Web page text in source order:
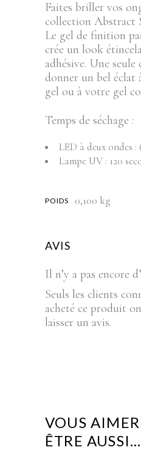
Faites briller vos
collection Abstract
Le gel de finition
crée un look
adhésive. Une
donner un bel éclat
gel ou à votre gel
Temps de séchage :
LED à deux ondes :
Lampe UV : 120
POIDS 0,100 kg
AVIS
Il n’y a pas encore
Seuls les clients
acheté ce produit
laisser un avis.
VOUS
ÊTRE AUSSI…